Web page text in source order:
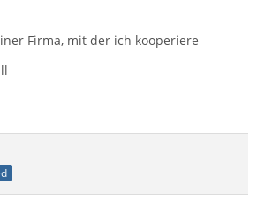
Firma, mit der ich kooperiere